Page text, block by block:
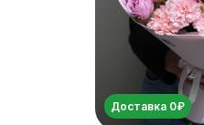
Доставка 0₽